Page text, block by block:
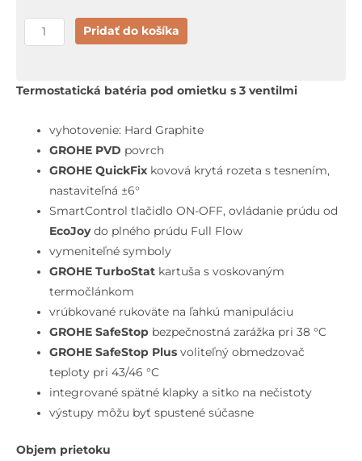
množstvo
Grohe
SmartControl
batéria
pod
omietku,
ventily,
Hard
Graphite
Pridať do košíka
Termostatická batéria pod omietku s 3 ventilmi
vyhotovenie: Hard Graphite
GROHE PVD povrch
GROHE QuickFix kovová krytá rozeta s tesnením,
nastaviteľná ±6°
SmartControl tlačidlo ON-OFF, ovládanie prúdu od
EcoJoydo plného prúdu Full Flow
vymeniteľné symboly
GROHE TurboStat kartuša s voskovaným
termočlánkom
vrúbkované rukoväte na ľahkú manipuláciu
GROHE SafeStop bezpečnostná zarážka pri 38 °C
GROHE SafeStop Plus voliteľný obmedzovač
teploty pri 43/46 °C
integrované spätné klapky a sitko na nečistoty
výstupy môžu byť spustené súčasne
Objem prietoku